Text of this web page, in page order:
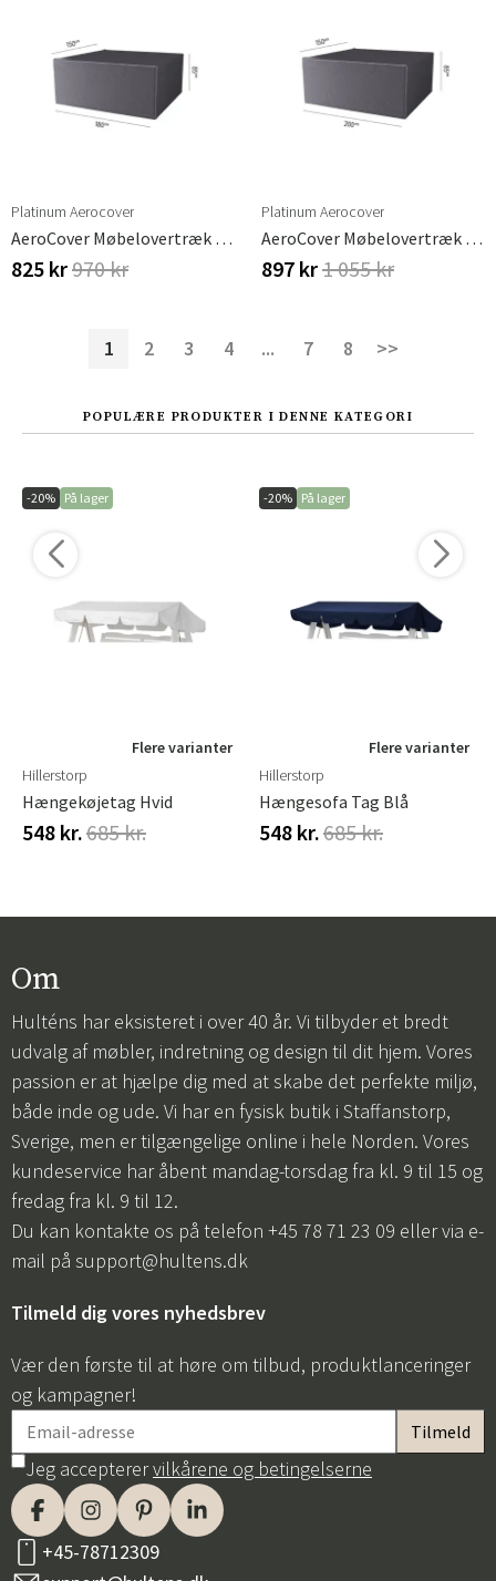
Platinum Aerocover
AeroCover Møbelovertræk 180x150xH85 Cm
825 kr970 kr
Platinum Aerocover
AeroCover Møbelovertræk 200x150xH85
897 kr1 055 kr
1 2 3 4 ... 7 8 >>
POPULÆRE PRODUKTER I DENNE KATEGORI
-20% På lager
Flere varianter
Hillerstorp
Hængekøjetag Hvid
548 kr.685 kr.
-20% På lager
Flere varianter
Hillerstorp
Hængesofa Tag Blå
548 kr.685 kr.
Om
Hulténs har eksisteret i over 40 år. Vi tilbyder et bredt
udvalg af møbler, indretning og design til dit hjem. Vores
passion er at hjælpe dig med at skabe det perfekte miljø,
både inde og ude. Vi har en fysisk butik i Staffanstorp,
Sverige, men er tilgængelige online i hele Norden. Vores
kundeservice har åbent mandag-torsdag fra kl. 9 til 15 og
fredag fra kl. 9 til 12.
Du kan kontakte os på telefon +45 78 71 23 09 eller via e-
mail på support@hultens.dk
Tilmeld dig vores nyhedsbrev
Vær den første til at høre om tilbud, produktlanceringer
og kampagner!
Jeg accepterervilkårene og betingelserne
+45-78712309